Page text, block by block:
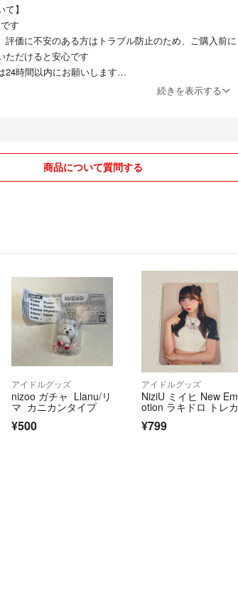
て】
す
評価に不安のある方はトラブル防止のため、ご購入前に
ただけると安心です
24時間以内にお願いします
合もございますので予めご了承ください。（即購入の申
す！）
て】
談ください）
希望がある場合は、ご購入前にコメントにてご相談くだ
でお得に！】
ただける場合は、送料分お値引きいたします。お気軽に
さい☺︎
て】
検品のため見落としがある場合があります
にてご確認ください
続きを表示する
商品について質問する
アイドルグッズ
nizoo ガチャ Llanu/リ
マ カニカンタイプ
¥500
アイドルグッズ
NiziU ミイヒ New Em
otion ラキドロ トレカ
¥799